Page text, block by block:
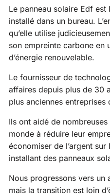
Le panneau solaire Edf
installé dans un bureau.
qu’elle utilise
son empreinte carbone en
d’énergie renouvelable.
Le fournisseur de
affaires depuis plus de 30
plus anciennes entreprises
Ils ont aidé de
monde à réduire leur
économiser de l’argent
installant des panneaux
Nous progressons vers un
mais la transition est loin